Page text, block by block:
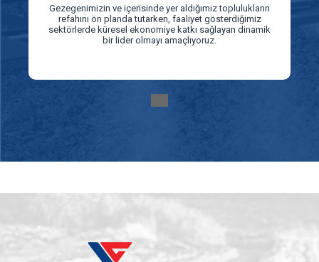
Gezegenimizin ve içerisinde yer aldığımız toplulukların
refahını ön planda tutarken, faaliyet gösterdiğimiz
sektörlerde küresel ekonomiye katkı sağlayan dinamik
bir lider olmayı amaçlıyoruz.